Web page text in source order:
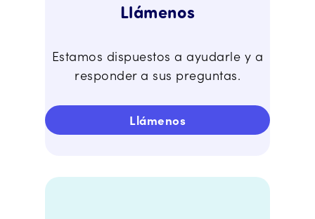
Llámenos
Estamos dispuestos a ayudarle y a
responder a sus preguntas.
Llámenos